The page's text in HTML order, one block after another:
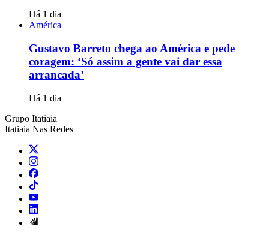
Há 1 dia
América
Gustavo Barreto chega ao América e pede
coragem: ‘Só assim a gente vai dar essa
arrancada’
Há 1 dia
Grupo Itatiaia
Itatiaia Nas Redes